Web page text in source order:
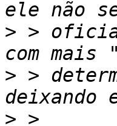
> >
> >
>